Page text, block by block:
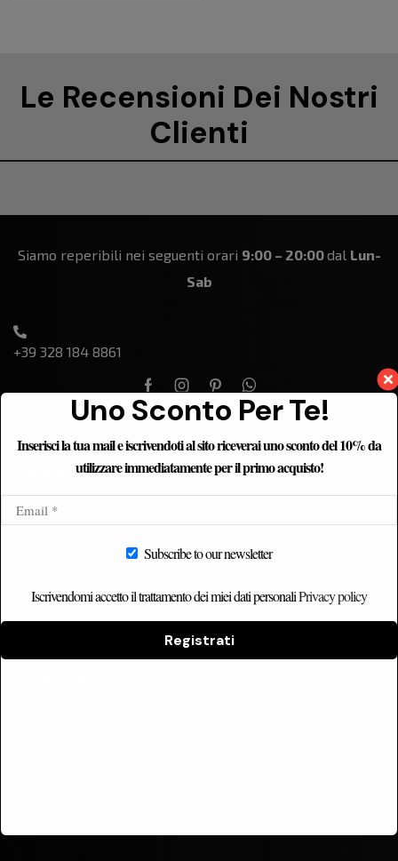
Le Recensioni Dei Nostri
Clienti
Siamo reperibili nei seguenti orari 9:00 – 20:00dal Lun-
Sab
+39 328 184 8861
ETNICHOME
Home
Contatti
Uno Sconto Per Te!
Inserisci la tua mail e iscrivendoti al sito riceverai uno sconto del 10% da
utilizzare immediatamente per il primo acquisto!
Subscribe to our newsletter
Iscrivendomi accetto il trattamento dei miei dati personaliPrivacy policy
Registrati